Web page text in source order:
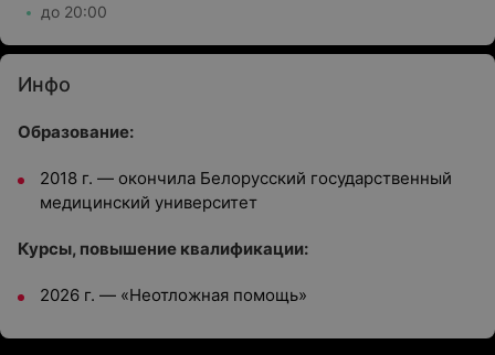
до 20:00
Инфо
Образование:
2018 г. — окончила Белорусский государственный
медицинский университет
Курсы, повышение квалификации:
2026 г. — «Неотложная помощь»